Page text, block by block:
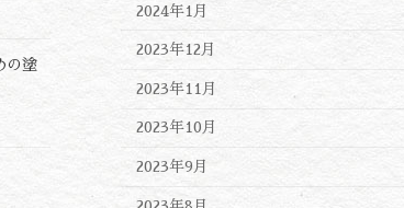
の塗
2024年1月
2023年12月
2023年11月
2023年10月
2023年9月